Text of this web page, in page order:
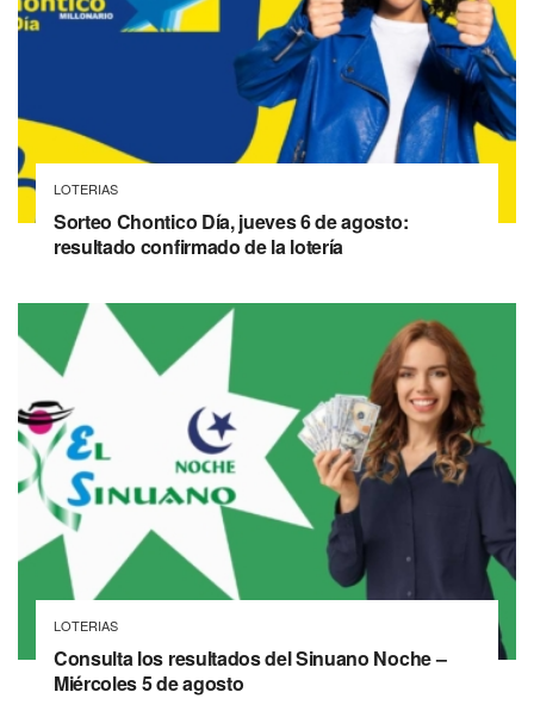
LOTERIAS
Sorteo Chontico Día, jueves 6 de agosto:
resultado confirmado de la lotería
LOTERIAS
Consulta los resultados del Sinuano Noche –
Miércoles 5 de agosto